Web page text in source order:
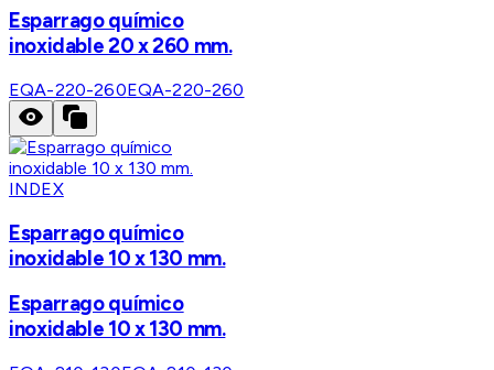
Esparrago químico
inoxidable 20 x 260 mm.
EQA-220-260EQA-220-260
INDEX
Esparrago químico
inoxidable 10 x 130 mm.
Esparrago químico
inoxidable 10 x 130 mm.